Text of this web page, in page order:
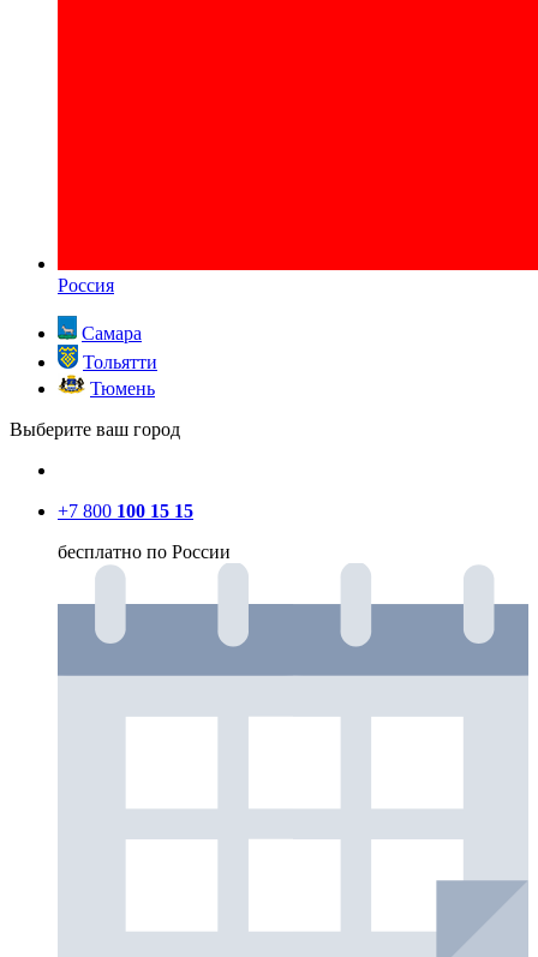
Россия
Самара
Тольятти
Тюмень
Выберите ваш город
+7 800 100 15 15
бесплатно по России